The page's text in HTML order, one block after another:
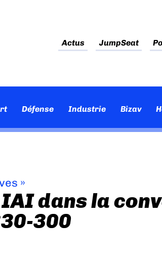
Actus JumpSeat
Défense Industrie Bizav
»
dans la
300